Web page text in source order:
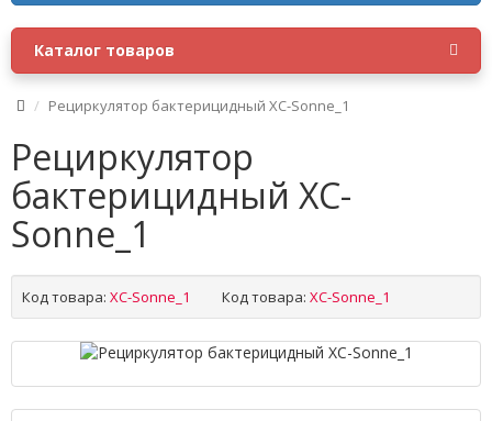
Каталог товаров
Рециркулятор бактерицидный ХС-Sonne_1
Рециркулятор
бактерицидный ХС-
Sonne_1
Код товара: ХС-Sonne_1 Код товара: ХС-Sonne_1